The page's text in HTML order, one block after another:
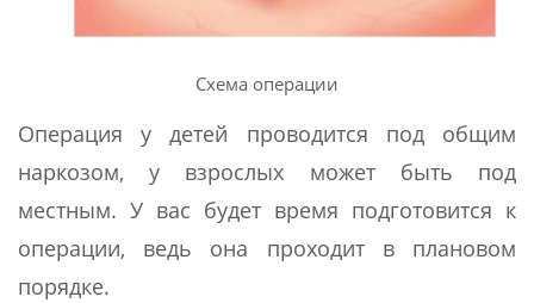
Схема операции
Операция у детей проводится под общим
наркозом, у взрослых может быть под
местным. У вас будет время подготовится к
операции, ведь она проходит в плановом
порядке.